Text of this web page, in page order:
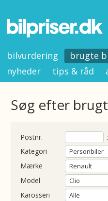
bilvurdering brugte
nyheder
tips & råd
Søg efter
Kategori
Mærke
Model
Karosseri